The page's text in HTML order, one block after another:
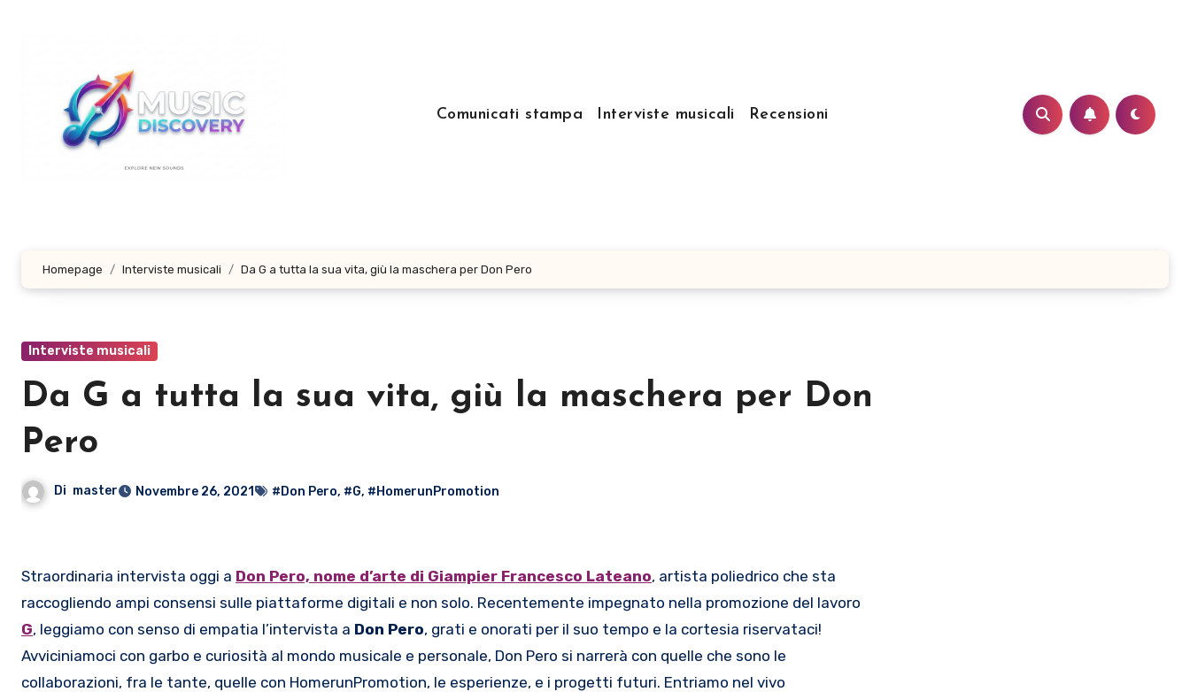
Comunicati stampa Interviste musicali Recensioni
Homepage Interviste musicali Da G a tutta la sua vita, giù la maschera per Don Pero
Interviste musicali
Da G a tutta la sua vita, giù la maschera per Don
Pero
Di master Novembre 26, 2021 #Don Pero, #G, #HomerunPromotion
Straordinaria intervista oggi a Don Pero, nome d’arte di Giampier Francesco Lateano, artista poliedrico che sta
raccogliendo ampi consensi sulle piattaforme digitali e non solo. Recentemente impegnato nella promozione del lavoro
G, leggiamo con senso di empatia l’intervista a Don Pero, grati e onorati per il suo tempo e la cortesia riservataci!
Avviciniamoci con garbo e curiosità al mondo musicale e personale, Don Pero si narrerà con quelle che sono le
collaborazioni, fra le tante, quelle con HomerunPromotion, le esperienze, e i progetti futuri. Entriamo nel vivo